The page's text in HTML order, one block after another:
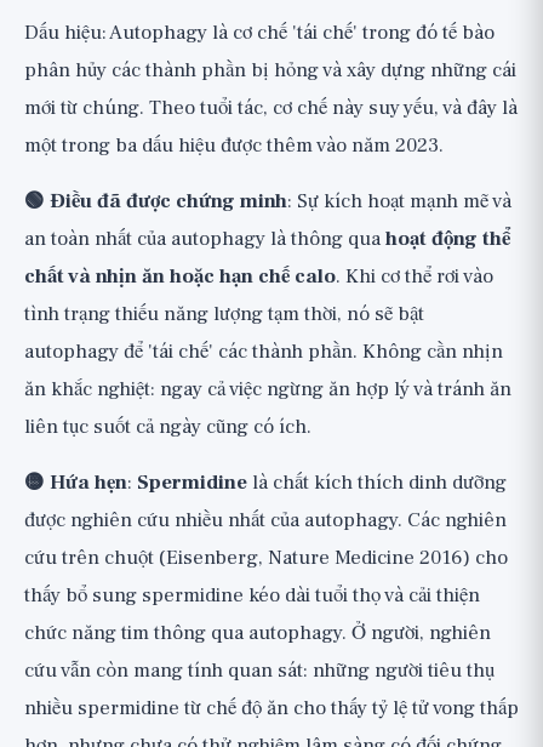
Dấu hiệu: Autophagy là cơ chế 'tái chế' trong đó tế bào
phân hủy các thành phần bị hỏng và xây dựng những cái
mới từ chúng. Theo tuổi tác, cơ chế này suy yếu, và đây là
một trong ba dấu hiệu được thêm vào năm 2023.
🟢 Điều đã được chứng minh: Sự kích hoạt mạnh mẽ và
an toàn nhất của autophagy là thông quahoạt động thể
chất và nhịn ăn hoặc hạn chế calo. Khi cơ thể rơi vào
tình trạng thiếu năng lượng tạm thời, nó sẽ bật
autophagy để 'tái chế' các thành phần. Không cần nhịn
ăn khắc nghiệt: ngay cả việc ngừng ăn hợp lý và tránh ăn
liên tục suốt cả ngày cũng có ích.
🟡 Hứa hẹn: Spermidine là chất kích thích dinh dưỡng
được nghiên cứu nhiều nhất của autophagy. Các nghiên
cứu trên chuột (Eisenberg, Nature Medicine 2016) cho
thấy bổ sung spermidine kéo dài tuổi thọ và cải thiện
chức năng tim thông qua autophagy. Ở người, nghiên
cứu vẫn còn mang tính quan sát: những người tiêu thụ
nhiều spermidine từ chế độ ăn cho thấy tỷ lệ tử vong thấp